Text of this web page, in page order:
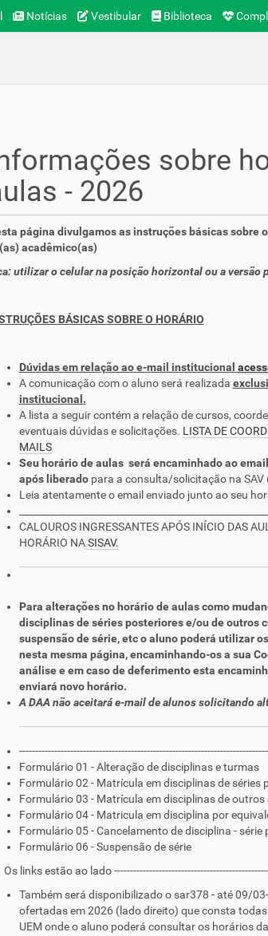
Notícias Vestibular Biblioteca
sobre
- 2026
página divulgamos as instruções básicas sobre
acadêmico(as)
utilizar o celular na posição horizontal ou a versão
BÁSICAS SOBRE O HORÁRIO
Dúvidas em relação ao e-mail institucional
A comunicação com o aluno será realizada
institucional.
A lista a seguir contém a relação de cursos,
eventuais dúvidas e solicitações. LISTA DE
MAILS
Seu horário de aulas será encaminhado ao
após liberado para a consulta/solicitação na SAV
Leia atentamente o email enviado junto ao seu
CALOUROS INGRESSANTES APÓS INÍCIO DAS
HORÁRIO NASISAV.
Para alterações no horário de aulas como
disciplinas de séries posteriores e/ou de outros
suspensão de série, etc o aluno poderá utilizar
nesta mesma página, encaminhando-os a sua
análise e em caso de deferimento esta
enviará novo horário.
A DAA não aceitará e-mail de alunos solicitando
Formulário 01 - Alteração de disciplinas e turmas
Formulário 02 - Matrícula em disciplinas de séries
Formulário 03 - Matrícula em disciplinas de
Formulário 04 - Matricula em disciplina por
Formulário 05 - Cancelamento de disciplina -
Formulário 06 - Suspensão de série
links estão ao lado
Também será disponibilizado o sar378 - até 09/
ofertadas em 2026 (lado direito) que consta
UEM onde o aluno poderá consultar os horários